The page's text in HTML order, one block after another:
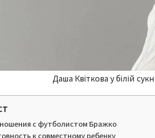
Даша Квіткова у білій
с футболистом Бражко
к совместному ребенку